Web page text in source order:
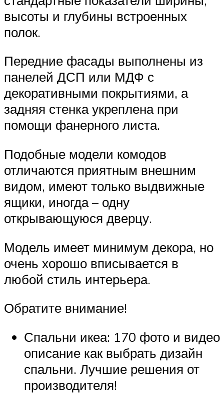
высоты и глубины встроенных
полок.
Передние фасады выполнены из
панелей ДСП или МДФ с
декоративными покрытиями, а
задняя стенка укреплена при
помощи фанерного листа.
Подобные модели комодов
отличаются приятным внешним
видом, имеют только выдвижные
ящики, иногда – одну
открывающуюся дверцу.
Модель имеет минимум декора, но
очень хорошо вписывается в
любой стиль интерьера.
Обратите внимание!
Спальни икеа: 170 фото и видео
описание как выбрать дизайн
спальни. Лучшие решения от
производителя!